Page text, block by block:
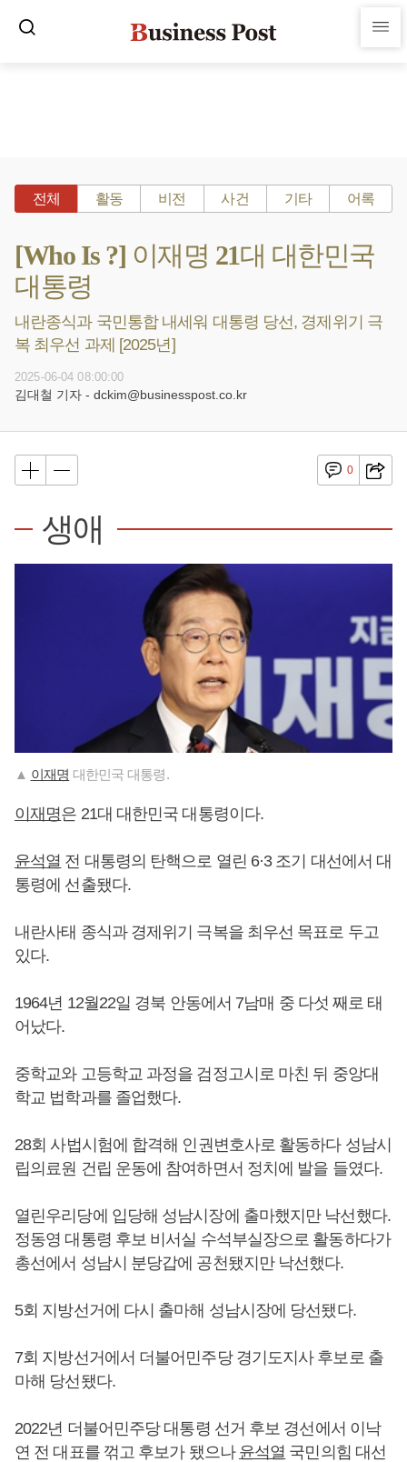
전체 활동 비전 사건 기타 어록
[Who Is ?] 이재명 21대 대한민국
대통령
내란종식과 국민통합 내세워 대통령 당선, 경제위기 극
복 최우선 과제 [2025년]
2025-06-04 08:00:00
김대철 기자 - dckim@businesspost.co.kr
0
생애
▲ 이재명 대한민국 대통령.
이재명은 21대 대한민국 대통령이다.
윤석열 전 대통령의 탄핵으로 열린 6·3 조기 대선에서 대
통령에 선출됐다.
내란사태 종식과 경제위기 극복을 최우선 목표로 두고
있다.
1964년 12월22일 경북 안동에서 7남매 중 다섯 째로 태
어났다.
중학교와 고등학교 과정을 검정고시로 마친 뒤 중앙대
학교 법학과를 졸업했다.
28회 사법시험에 합격해 인권변호사로 활동하다 성남시
립의료원 건립 운동에 참여하면서 정치에 발을 들였다.
열린우리당에 입당해 성남시장에 출마했지만 낙선했다.
정동영 대통령 후보 비서실 수석부실장으로 활동하다가
총선에서 성남시 분당갑에 공천됐지만 낙선했다.
5회 지방선거에 다시 출마해 성남시장에 당선됐다.
7회 지방선거에서 더불어민주당 경기도지사 후보로 출
마해 당선됐다.
2022년 더불어민주당 대통령 선거 후보 경선에서 이낙
연 전 대표를 꺾고 후보가 됐으나 윤석열 국민의힘 대선